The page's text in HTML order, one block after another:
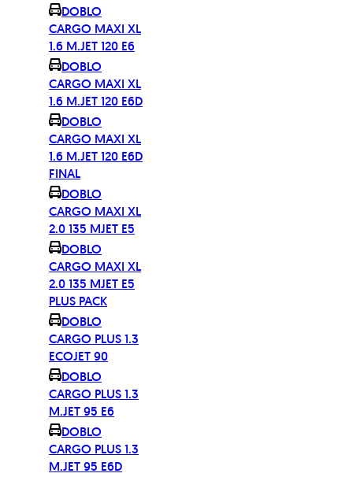
DOBLO
CARGO MAXI XL
1.6 M.JET 120 E6
DOBLO
CARGO MAXI XL
1.6 M.JET 120 E6D
DOBLO
CARGO MAXI XL
1.6 M.JET 120 E6D
FINAL
DOBLO
CARGO MAXI XL
2.0 135 MJET E5
DOBLO
CARGO MAXI XL
2.0 135 MJET E5
PLUS PACK
DOBLO
CARGO PLUS 1.3
ECOJET 90
DOBLO
CARGO PLUS 1.3
M.JET 95 E6
DOBLO
CARGO PLUS 1.3
M.JET 95 E6D